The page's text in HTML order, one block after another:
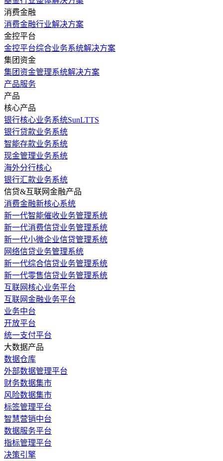
消费金融
消费金融行业解决方案
金控平台
金控平台综合业务系统解决方案
集团资金
集团资金管理系统解决方案
产品服务
产品
核心产品
银行核心业务系统SunLTTS
银行贷款业务系统
智能存款业务系统
现金管理业务系统
海外分行核心
银行汇款业务系统
信贷&互联网金融产品
消费金融新核心系统
新一代智能催收业务管理系统
新一代消费信贷业务管理系统
新一代小微企业信贷管理系统
网络信贷业务管理系统
新一代综合信贷业务管理系统
新一代零售信贷业务管理系统
互联网核心业务平台
互联网金融业务平台
业务中台
开放平台
统一支付平台
大数据产品
数据仓库
外部数据管理平台
财务数据集市
风险数据集市
标签管理平台
智慧营销中台
数据服务平台
指标管理平台
决策引擎